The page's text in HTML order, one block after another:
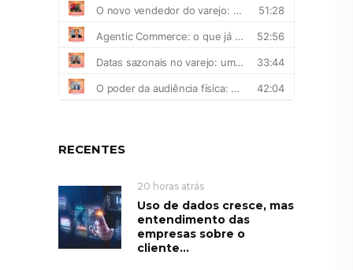
RECENTES
20 horas atrás
Uso de dados cresce, mas
entendimento das
empresas sobre o
cliente...